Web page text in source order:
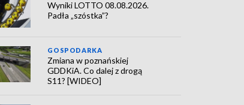
Wyniki LOTTO 08.08.2026.
Padła „szóstka”?
GOSPODARKA
Zmiana w poznańskiej
GDDKiA. Co dalej z drogą
S11? [WIDEO]